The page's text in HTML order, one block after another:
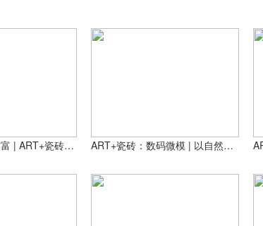
艺无止境 共创财富 | ART+瓷砖2024年战略选商财富峰会开启招商新征程！ ART+瓷砖：数码微模 | 以自然质感唤醒家的艺术感